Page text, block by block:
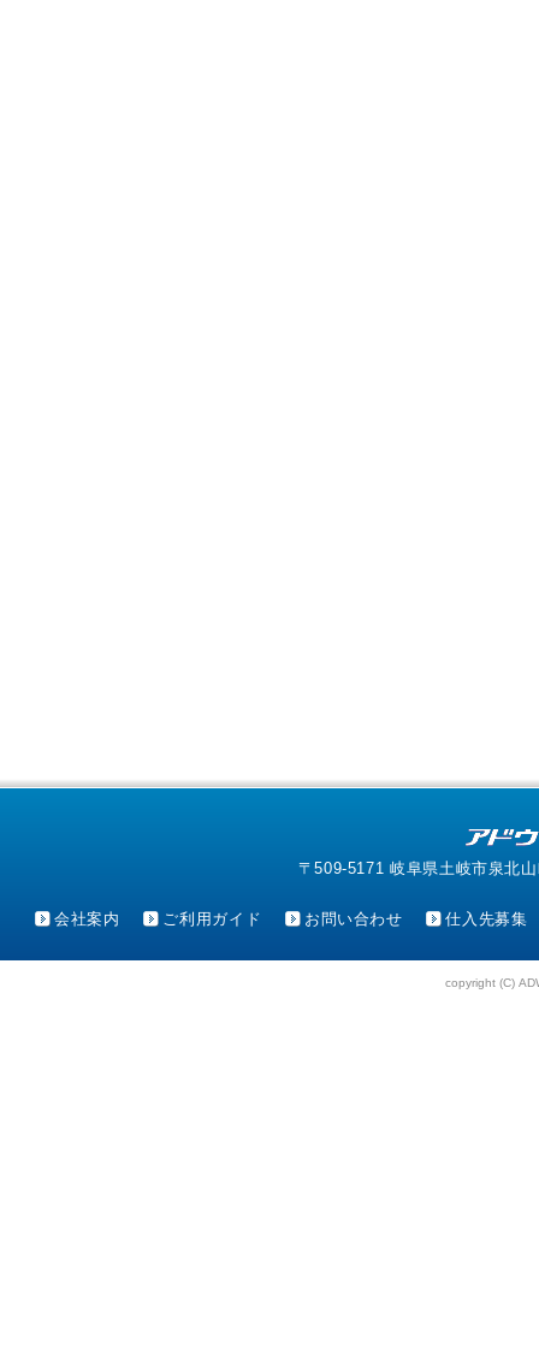
〒509-5171 岐阜県土岐市泉北
会社案内 ご利用ガイド お問い合わせ 仕入先募集
copyright (C)